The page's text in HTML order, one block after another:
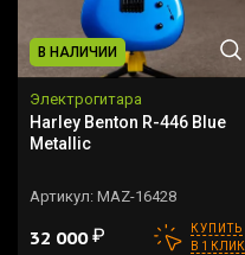
В НАЛИЧИИ
Электрогитара
Harley Benton R-446 Blue
Metallic
Артикул: MAZ-16428
32 000₽
КУПИТЬ
В 1 КЛИК